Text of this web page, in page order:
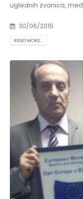
uglednih zvanica,
30/06/2015
READ MORE...